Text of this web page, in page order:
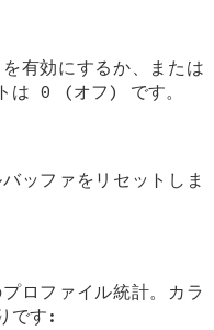
有効にするか、または
は 0 (オフ) です。
ッファをリセットしま
ロファイル統計。カラ
です: